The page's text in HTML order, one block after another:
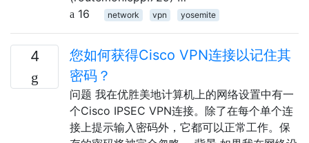
16
network vpn yosemite
4
您如何获得Cisco VPN连接以记住其
密码？
问题 我在优胜美地计算机上的网络设置中有一
个Cisco IPSEC VPN连接。除了在每个单个连
接上提示输入密码外，它都可以正常工作。保